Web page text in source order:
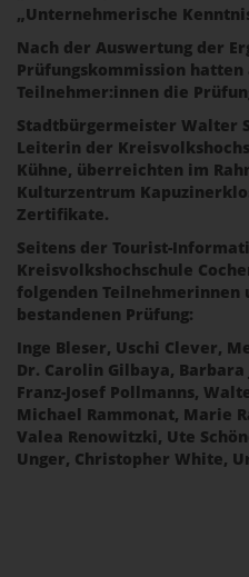
„Unternehmerische
Nach der Auswertung der
Prüfungskommission hatten
Teilnehmer:innen die
Stadtbürgermeister Walter
Leiterin der
Kühne, überreichten im
Kulturzentrum
Zertifikate.
Seitens der Tourist-
Kreisvolkshochschule
folgenden Teilnehmerinnen
bestandenen Prüfung:
Inge Bleser, Uschi Clever,
Dr. Carolin Gilbaya,
Franz-Josef Pollmanns,
Michael Rammonat, Marie
Valea Renowitzki, Ute
Unger, Christopher White,